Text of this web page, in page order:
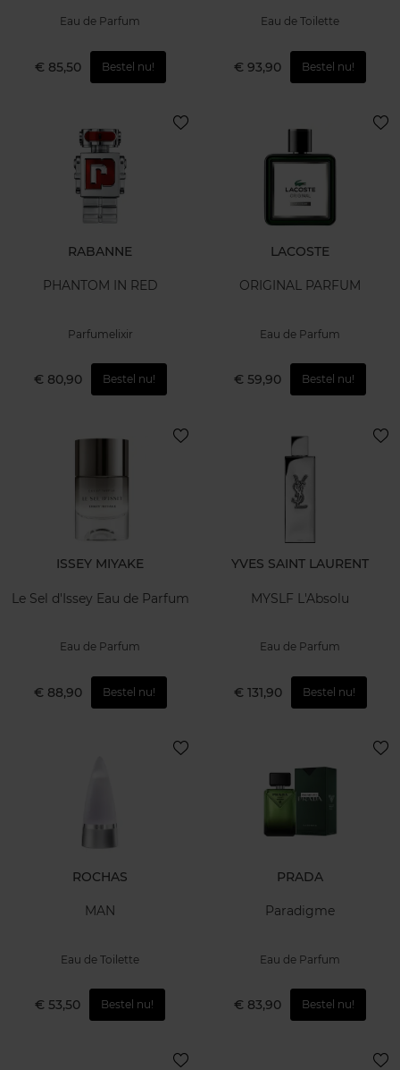
Eau de Parfum
€ 85,50 Bestel nu!
Eau de Toilette
€ 93,90 Bestel nu!
RABANNE
PHANTOM IN RED
Parfumelixir
€ 80,90 Bestel nu!
LACOSTE
ORIGINAL PARFUM
Eau de Parfum
€ 59,90 Bestel nu!
ISSEY MIYAKE
Le Sel d'Issey Eau de Parfum
Eau de Parfum
€ 88,90 Bestel nu!
YVES SAINT LAURENT
MYSLF L'Absolu
Eau de Parfum
€ 131,90 Bestel nu!
ROCHAS
MAN
Eau de Toilette
€ 53,50 Bestel nu!
PRADA
Paradigme
Eau de Parfum
€ 83,90 Bestel nu!